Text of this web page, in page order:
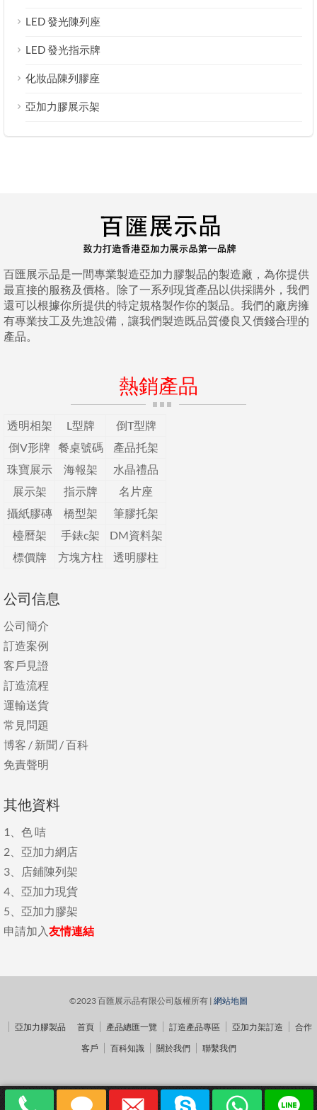
LED 發光陳列座
LED 發光指示牌
化妝品陳列膠座
亞加力膠展示架
百匯展示品是一間專業製造亞加力膠製品的製造廠，為你提供
最直接的服務及價格。除了一系列現貨產品以供採購外，我們
還可以根據你所提供的特定規格製作你的製品。我們的廠房擁
有專業技工及先進設備，讓我們製造既品質優良又價錢合理的
產品。
熱銷產品
透明相架 L型牌
倒T型牌
倒V形牌
餐桌號碼
產品托架
珠寶展示
海報架
水晶禮品
展示架
指示牌
名片座
攝紙膠磚
橋型架
筆膠托架
檯曆架
手錶c架
DM資料架
標價牌
方塊方柱 透明膠柱
公司信息
公司簡介
訂造案例
客戶見證
訂造流程
運輸送貨
常見問題
博客 / 新聞 /百科
免責聲明
其他資料
1、 色 咭
2、 亞加力網店
3、
店鋪陳列架
4、 亞加力現貨
5、 亞加力膠架
申請加入友情連結
©2023 百匯展示品有限公司版權所有 | 網站地圖
亞加力膠製品 首頁 產品總匯一覽 訂造產品專區 亞加力架訂造
合作
客戶
百科知識 關於我們 聯繫我們